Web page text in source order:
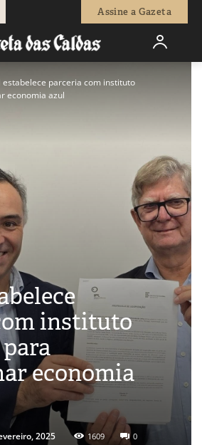
Assine a Gazeta
estabelece parceria com instituto
economia azul
instituto
economia
2025 1609 0